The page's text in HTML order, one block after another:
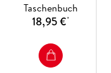
Taschenbuch
18,95 €*